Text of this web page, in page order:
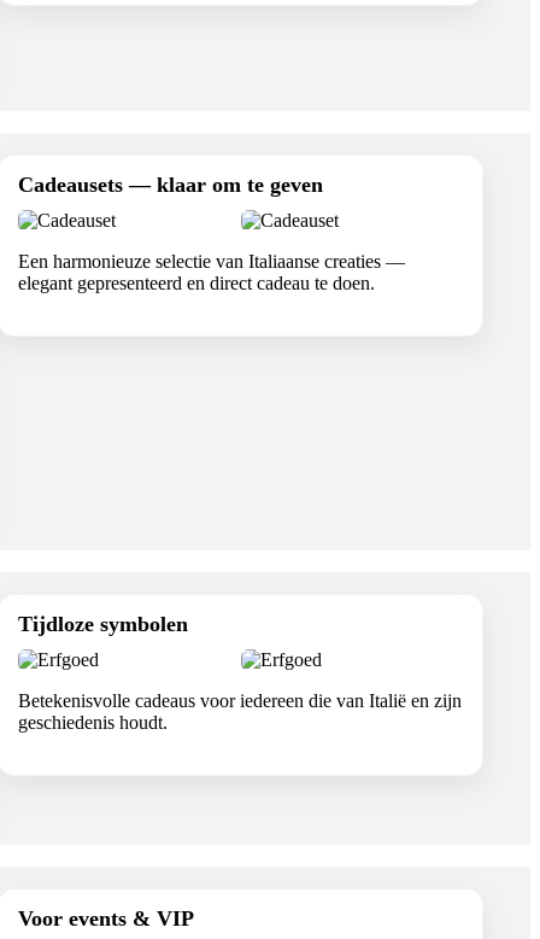
Cadeausets — klaar om te geven
Een harmonieuze selectie van Italiaanse creaties —
elegant gepresenteerd en direct cadeau te doen.
Tijdloze symbolen
Betekenisvolle cadeaus voor iedereen die van Italië en zijn
geschiedenis houdt.
Voor events & VIP